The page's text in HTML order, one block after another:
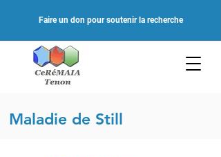
Faire un don pour soutenir la recherche
Maladie de Still